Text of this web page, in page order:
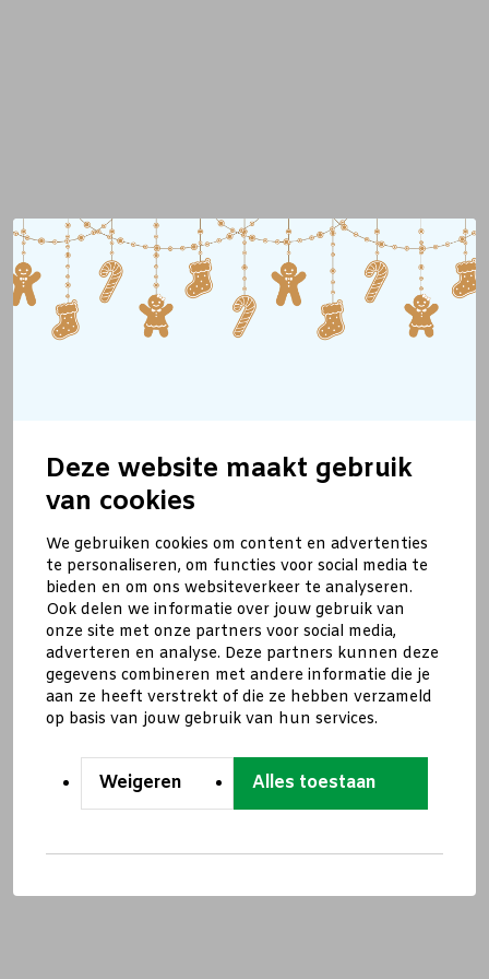
Deze website maakt gebruik
van cookies
We gebruiken cookies om content en advertenties
te personaliseren, om functies voor social media te
bieden en om ons websiteverkeer te analyseren.
Ook delen we informatie over jouw gebruik van
onze site met onze partners voor social media,
adverteren en analyse. Deze partners kunnen deze
gegevens combineren met andere informatie die je
aan ze heeft verstrekt of die ze hebben verzameld
op basis van jouw gebruik van hun services.
Weigeren Alles toestaan